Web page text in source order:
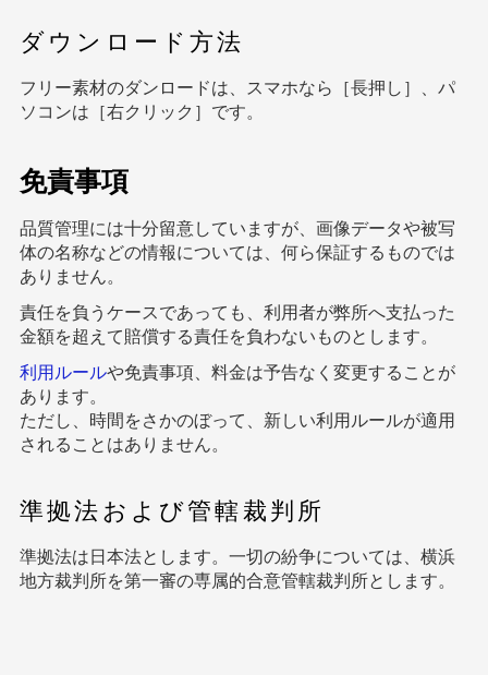
ダウンロード方法
フリー素材のダンロードは、スマホなら［長押し］、パ
ソコンは［右クリック］です。
免責事項
品質管理には十分留意していますが、画像データや被写
体の名称などの情報については、何ら保証するものでは
ありません。
責任を負うケースであっても、利用者が弊所へ支払った
金額を超えて賠償する責任を負わないものとします。
利用ルールや免責事項、料金は予告なく変更することが
あります。
ただし、時間をさかのぼって、新しい利用ルールが適用
されることはありません。
準拠法および管轄裁判所
準拠法は日本法とします。一切の紛争については、横浜
地方裁判所を第一審の専属的合意管轄裁判所とします。